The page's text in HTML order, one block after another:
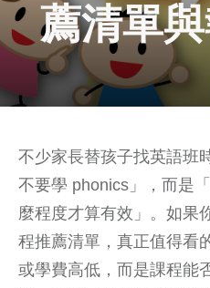
薦清單
不少家長替孩子找英語班
不要學 phonics」，而是
麼程度才算有效」。如果
程推薦清單，真正值得看
或學費高低，而是課程能